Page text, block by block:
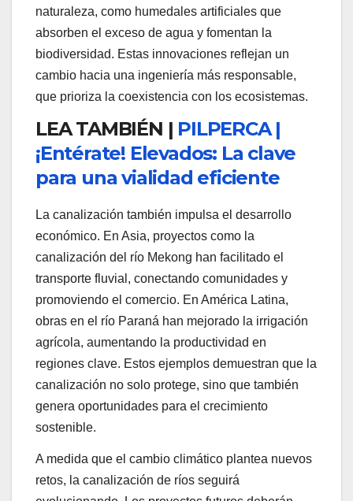
naturaleza, como humedales artificiales que
absorben el exceso de agua y fomentan la
biodiversidad. Estas innovaciones reflejan un
cambio hacia una ingeniería más responsable,
que prioriza la coexistencia con los ecosistemas.
LEA TAMBIÉN | PILPERCA |
¡Entérate! Elevados: La clave
para una vialidad eficiente
La canalización también impulsa el desarrollo
económico. En Asia, proyectos como la
canalización del río Mekong han facilitado el
transporte fluvial, conectando comunidades y
promoviendo el comercio. En América Latina,
obras en el río Paraná han mejorado la irrigación
agrícola, aumentando la productividad en
regiones clave. Estos ejemplos demuestran que la
canalización no solo protege, sino que también
genera oportunidades para el crecimiento
sostenible.
A medida que el cambio climático plantea nuevos
retos, la canalización de ríos seguirá